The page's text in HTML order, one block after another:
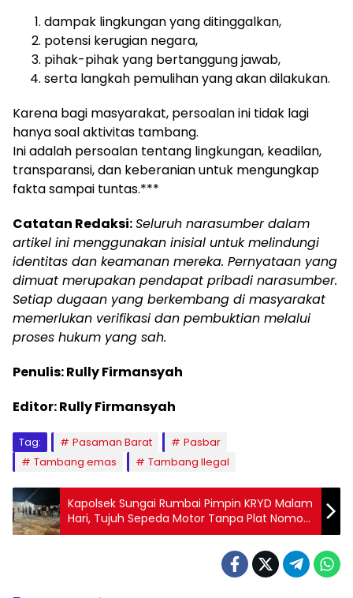
dampak lingkungan yang ditinggalkan,
potensi kerugian negara,
pihak-pihak yang bertanggung jawab,
serta langkah pemulihan yang akan dilakukan.
Karena bagi masyarakat, persoalan ini tidak lagi
hanya soal aktivitas tambang.
Ini adalah persoalan tentang lingkungan, keadilan,
transparansi, dan keberanian untuk mengungkap
fakta sampai tuntas.***
Catatan Redaksi:Seluruh narasumber dalam
artikel ini menggunakan inisial untuk melindungi
identitas dan keamanan mereka. Pernyataan yang
dimuat merupakan pendapat pribadi narasumber.
Setiap dugaan yang berkembang di masyarakat
memerlukan verifikasi dan pembuktian melalui
proses hukum yang sah.
Penulis: Rully Firmansyah
Editor: Rully Firmansyah
Tag: Pasaman Barat
Pasbar
Tambang emas
Tambang Ilegal
Kapolsek Sungai Rumbai Pimpin KRYD Malam
Hari, Tujuh Sepeda Motor Tanpa Plat Nomor
Diamankan